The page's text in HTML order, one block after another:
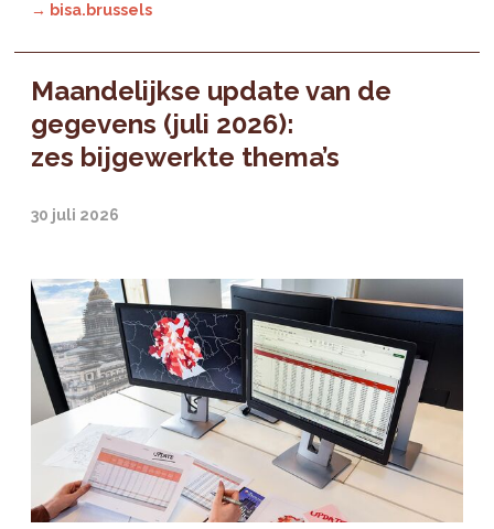
→ bisa.brussels
Maandelijkse update van de
gegevens (juli 2026):
zes bijgewerkte thema’s
30 juli 2026